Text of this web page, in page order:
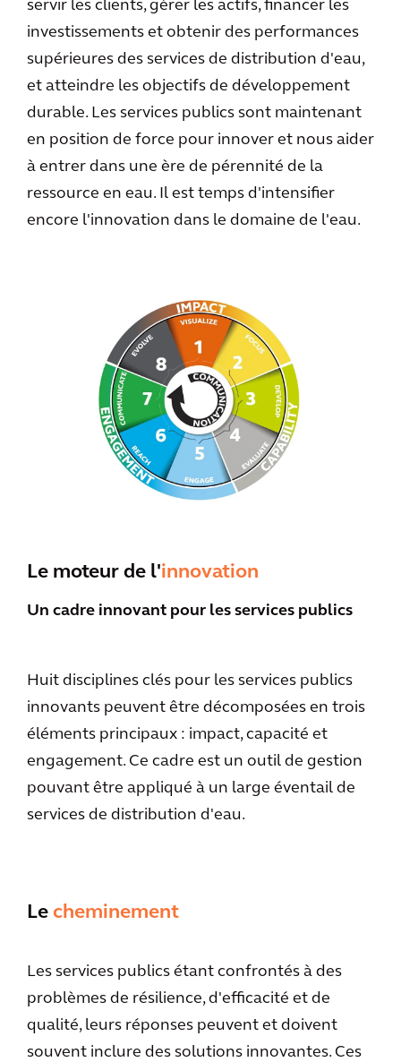
servir les clients, gérer les actifs, financer les
investissements et obtenir des performances
supérieures des services de distribution d'eau,
et atteindre les objectifs de développement
durable. Les services publics sont maintenant
en position de force pour innover et nous aider
à entrer dans une ère de pérennité de la
ressource en eau. Il est temps d'intensifier
encore l'innovation dans le domaine de l'eau.
Le moteur de l'innovation
Un cadre innovant pour les services publics
Huit disciplines clés pour les services publics
innovants peuvent être décomposées en trois
éléments principaux : impact, capacité et
engagement. Ce cadre est un outil de gestion
pouvant être appliqué à un large éventail de
services de distribution d'eau.
Le cheminement
Les services publics étant confrontés à des
problèmes de résilience, d'efficacité et de
qualité, leurs réponses peuvent et doivent
souvent inclure des solutions innovantes. Ces